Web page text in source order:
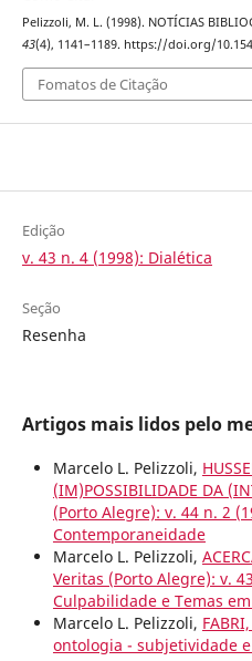
Pelizzoli, M. L. (1998). NOTÍCIAS
43(4), 1141–1189. https://doi.org/
Fomatos de Citação
Edição
v. 43 n. 4 (1998): Dialética
Seção
Resenha
Artigos mais lidos pelo
Marcelo L. Pelizzoli,
(IM)POSSIBILIDADE DA
(Porto Alegre): v. 44 n. 2
Contemporaneidade
Marcelo L. Pelizzoli,
Veritas (Porto Alegre): v.
Culpabilidade e Temas
Marcelo L. Pelizzoli,
ontologia - subjetividade